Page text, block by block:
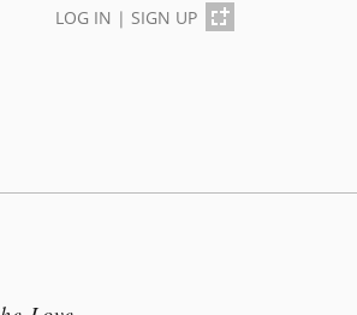
LOG IN | SIGN UP